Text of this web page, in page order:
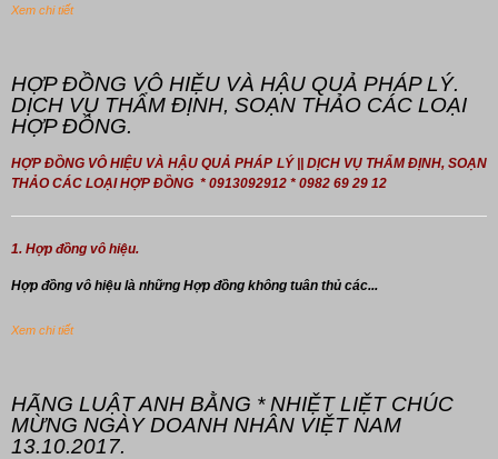
Xem chi tiết
HỢP ĐỒNG VÔ HIỆU VÀ HẬU QUẢ PHÁP LÝ.
DỊCH VỤ THẨM ĐỊNH, SOẠN THẢO CÁC LOẠI
HỢP ĐỒNG.
HỢP ĐỒNG VÔ HIỆU VÀ HẬU QUẢ PHÁP LÝ || DỊCH VỤ THẨM ĐỊNH, SOẠN
THẢO CÁC LOẠI HỢP ĐỒNG * 0913092912 * 0982 69 29 12
1. Hợp đồng vô hiệu.
Hợp đồng vô hiệu là những Hợp đồng không tuân thủ các...
Xem chi tiết
HÃNG LUẬT ANH BẰNG * NHIỆT LIỆT CHÚC
MỪNG NGÀY DOANH NHÂN VIỆT NAM
13.10.2017.